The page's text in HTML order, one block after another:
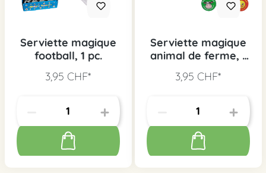
Serviette magique
football, 1 pc.
3,95 CHF*
Serviette magique
animal de ferme, 1
3,95 CHF*